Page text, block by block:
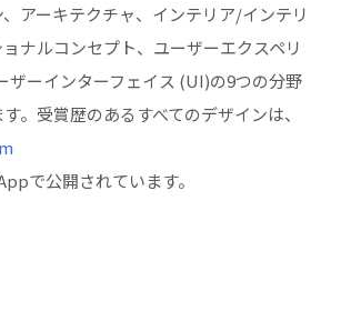
アーキテクチャ、インテリア/インテリ
ナルコンセプト、ユーザーエクスペリ
ザーインターフェイス (UI)の9つの分野
。受賞歴のあるすべてのデザインは、
で公開されています。